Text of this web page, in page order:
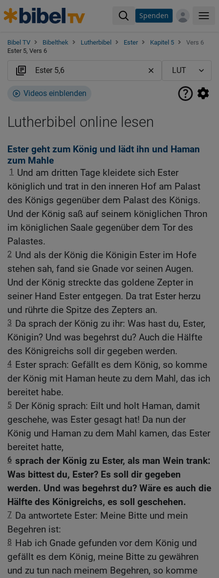
Spenden
Bibel TV Bibelthek Lutherbibel Ester Kapitel 5
Vers 6
Ester 5, Vers 6
Videos einblenden
Lutherbibel online lesen
Ester geht zum König und lädt ihn und Haman
zum Mahle
1
Und am dritten Tage kleidete sich Ester
königlich und trat in den inneren Hof am Palast
des Königs gegenüber dem Palast des Königs.
Und der König saß auf seinem königlichen Thron
im königlichen Saale gegenüber dem Tor des
Palastes.
2 Und als der König die Königin Ester im Hofe
stehen sah, fand sie Gnade vor seinen Augen.
Und der König streckte das goldene Zepter in
seiner Hand Ester entgegen. Da trat Ester herzu
und rührte die Spitze des Zepters an.
3 Da sprach der König zu ihr: Was hast du, Ester,
Königin? Und was begehrst du? Auch die Hälfte
des Königreichs soll dir gegeben werden.
4 Ester sprach: Gefällt es dem König, so komme
der König mit Haman heute zu dem Mahl, das ich
bereitet habe.
5 Der König sprach: Eilt und holt Haman, damit
geschehe, was Ester gesagt hat! Da nun der
König und Haman zu dem Mahl kamen, das Ester
bereitet hatte,
6 sprach der König zu Ester, als man Wein trank:
Was bittest du, Ester? Es soll dir gegeben
werden. Und was begehrst du? Wäre es auch die
Hälfte des Königreichs, es soll geschehen.
7 Da antwortete Ester: Meine Bitte und mein
Begehren ist:
8 Hab ich Gnade gefunden vor dem König und
gefällt es dem König, meine Bitte zu gewähren
und zu tun nach meinem Begehren, so komme